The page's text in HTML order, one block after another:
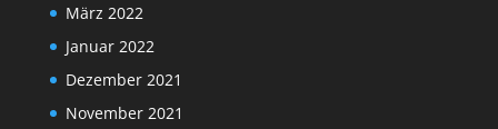
März 2022
Januar 2022
Dezember 2021
November 2021